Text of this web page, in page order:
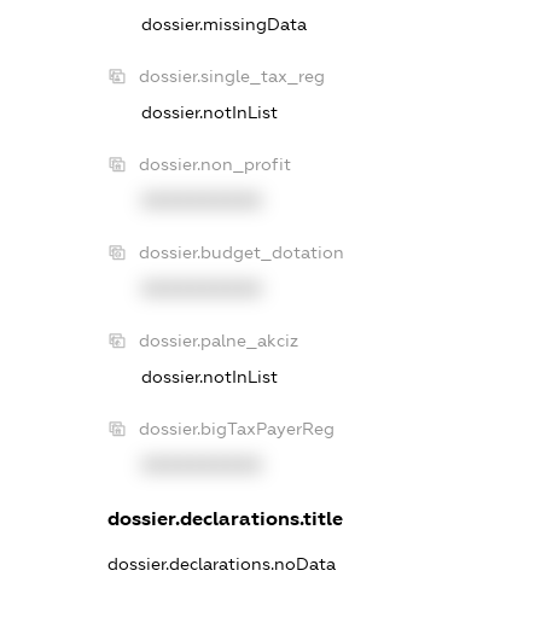
dossier.missingData
dossier.single_tax_reg
dossier.notInList
dossier.non_profit
dossier.budget_dotation
dossier.palne_akciz
dossier.notInList
dossier.bigTaxPayerReg
dossier.declarations.title
dossier.declarations.noData